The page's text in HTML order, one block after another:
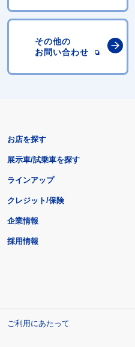
その他の
お問い合わせ
お店を探す
展示車/試乗車を探す
ラインアップ
クレジット/保険
企業情報
採用情報
ご利用にあたって